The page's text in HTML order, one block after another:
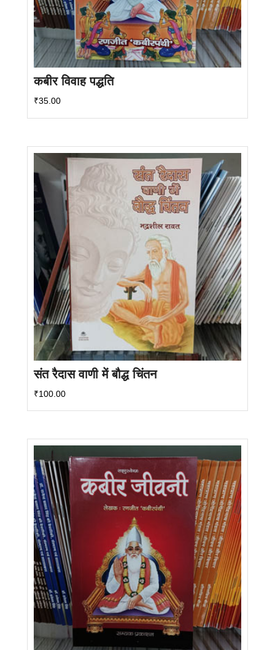
कबीर विवाह पद्धति
₹35.00
संत रैदास वाणी में बौद्ध चिंतन
₹100.00